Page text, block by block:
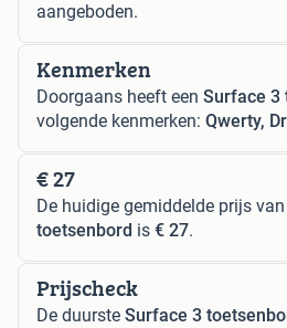
aangeboden.
Kenmerken
Doorgaans heeft een Surface 3
volgende kenmerken: Qwerty,
€ 27
De huidige gemiddelde prijs van
toetsenbord is € 27.
Prijscheck
De duurste Surface 3